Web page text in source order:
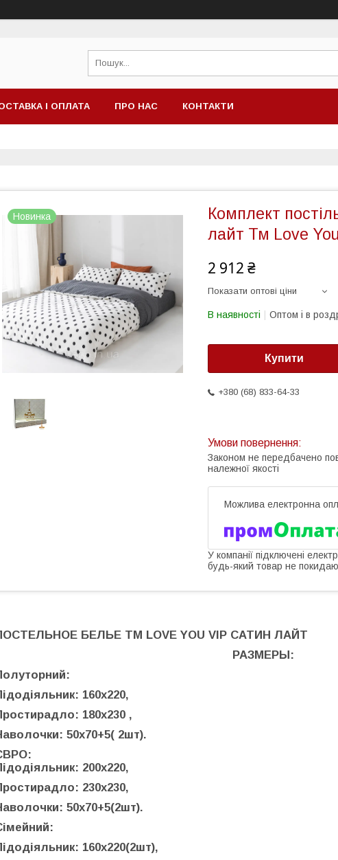
І ОПЛАТА ПРО НАС КОНТАКТИ
Новинка
Комплект
лайт Тм Love
2 912 ₴
Показати оптові ціни
В наявності Оптом і в
Купити
+380 (68) 833-64-33
Законом не передбачено
належної якості
У компанії підключені
будь-який товар не
БЕЛЬЕ ТМ LOVE YOU VIP САТИН ЛАЙТ
РАЗМЕРЫ:
160х220,
180х230 ,
50х70+5( 2шт).
200х220,
230х230,
50х70+5(2шт).
160х220(2шт),